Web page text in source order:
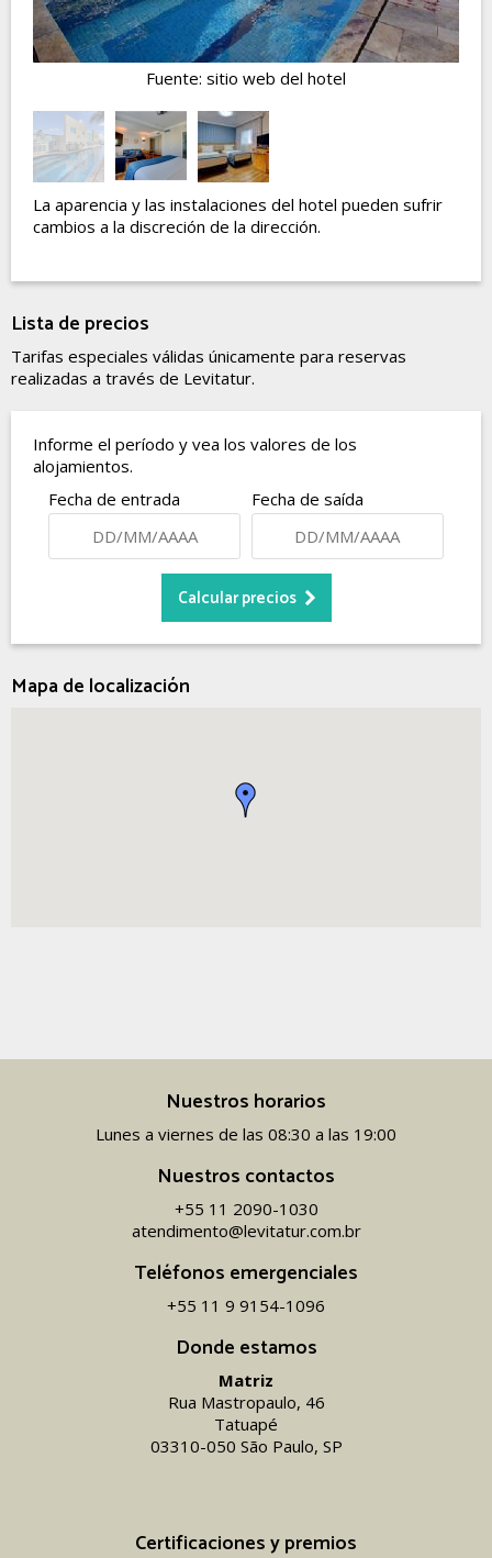
Fuente: sitio web del hotel
La aparencia y las instalaciones del hotel pueden sufrir
cambios a la discreción de la dirección.
Lista de precios
Tarifas especiales válidas únicamente para reservas
realizadas a través de Levitatur.
Informe el período y vea los valores de los
alojamientos.
Fecha de entrada
Fecha de saída
Mapa de localización
Donde estamos
Matriz
Rua Mastropaulo, 46
Tatuapé
03310-050 São Paulo, SP
Certificaciones y premios
Nuestros horarios
Lunes a viernes de las 08:30 a las 19:00
Nuestros contactos
+55 11 2090-1030
atendimento@levitatur.com.br
Teléfonos emergenciales
+55 11 9 9154-1096‬